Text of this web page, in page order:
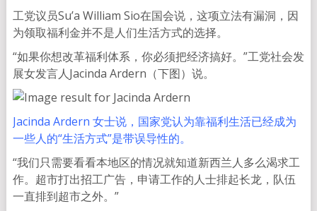
工党议员Su’a William Sio在国会说，这项立法有漏洞，因
为领取福利金并不是人们生活方式的选择。
“如果你想改革福利体系，你必须把经济搞好。”工党社会发
展女发言人Jacinda Ardern（下图）说。
Jacinda Ardern 女士说，国家党认为靠福利生活已经成为
一些人的“生活方式”是带误导性的。
“我们只需要看看本地区的情况就知道新西兰人多么渴求工
作。超市打出招工广告，申请工作的人士排起长龙，队伍
一直排到超市之外。”